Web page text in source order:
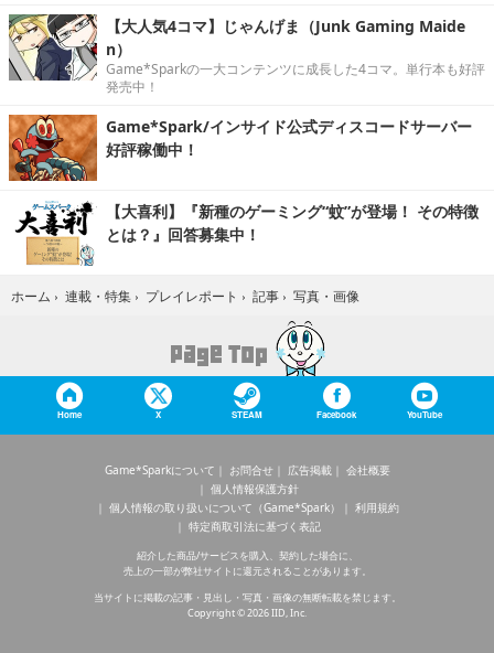
【大人気4コマ】じゃんげま（Junk Gaming Maide
n）
Game*Sparkの一大コンテンツに成長した4コマ。単行本も好評
発売中！
Game*Spark/インサイド公式ディスコードサーバー
好評稼働中！
【大喜利】『新種のゲーミング“蚊”が登場！ その特徴
とは？』回答募集中！
ホーム › 連載・特集 › プレイレポート › 記事 › 写真・画像
Home X STEAM Facebook YouTube
Game*Sparkについて お問合せ 広告掲載
会社概要
個人情報保護方針
個人情報の取り扱いについて（Game*Spark）
利用規約
特定商取引法に基づく表記
紹介した商品/サービスを購入、契約した場合に、
売上の一部が弊社サイトに還元されることがあります。
当サイトに掲載の記事・見出し・写真・画像の無断転載を禁じます。
Copyright © 2026 IID, Inc.